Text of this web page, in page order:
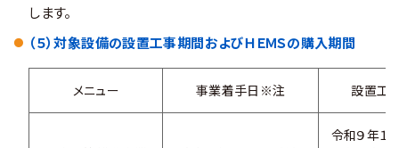
します。
（５）対象設備の設置工事期間およびＨＥＭＳの購入期間
メニュー 事業着手日※注 設置工
令和９年１